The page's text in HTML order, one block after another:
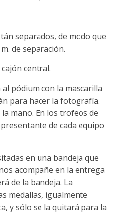
separados, de modo que
de separación.
central.
pódium con la mascarilla
para hacer la fotografía.
mano. En los trofeos de
de cada equipo
en una bandeja que
acompañe en la entrega
de la bandeja. La
medallas, igualmente
y sólo se la quitará para la